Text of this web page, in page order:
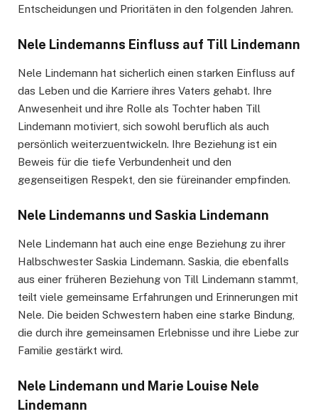
Entscheidungen und Prioritäten in den folgenden Jahren.
Nele Lindemanns Einfluss auf Till Lindemann
Nele Lindemann hat sicherlich einen starken Einfluss auf
das Leben und die Karriere ihres Vaters gehabt. Ihre
Anwesenheit und ihre Rolle als Tochter haben Till
Lindemann motiviert, sich sowohl beruflich als auch
persönlich weiterzuentwickeln. Ihre Beziehung ist ein
Beweis für die tiefe Verbundenheit und den
gegenseitigen Respekt, den sie füreinander empfinden.
Nele Lindemanns und Saskia Lindemann
Nele Lindemann hat auch eine enge Beziehung zu ihrer
Halbschwester Saskia Lindemann. Saskia, die ebenfalls
aus einer früheren Beziehung von Till Lindemann stammt,
teilt viele gemeinsame Erfahrungen und Erinnerungen mit
Nele. Die beiden Schwestern haben eine starke Bindung,
die durch ihre gemeinsamen Erlebnisse und ihre Liebe zur
Familie gestärkt wird.
Nele Lindemann und Marie Louise Nele
Lindemann